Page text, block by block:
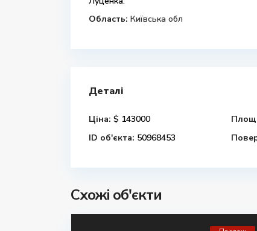
Область: Київська обл
Деталі
Ціна: $ 143000
ID об'єкта: 50968453
Схожі об'єкти